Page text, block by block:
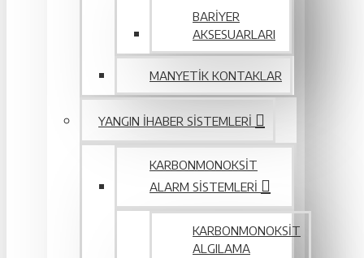
BARIYER
AKSESUARLARI
MANYETIK KONTAKLAR
YANGIN IHABER SISTEMLERI
KARBONMONOKSIT
ALARM SISTEMLERI
KARBONMONOKSIT
ALGILAMA